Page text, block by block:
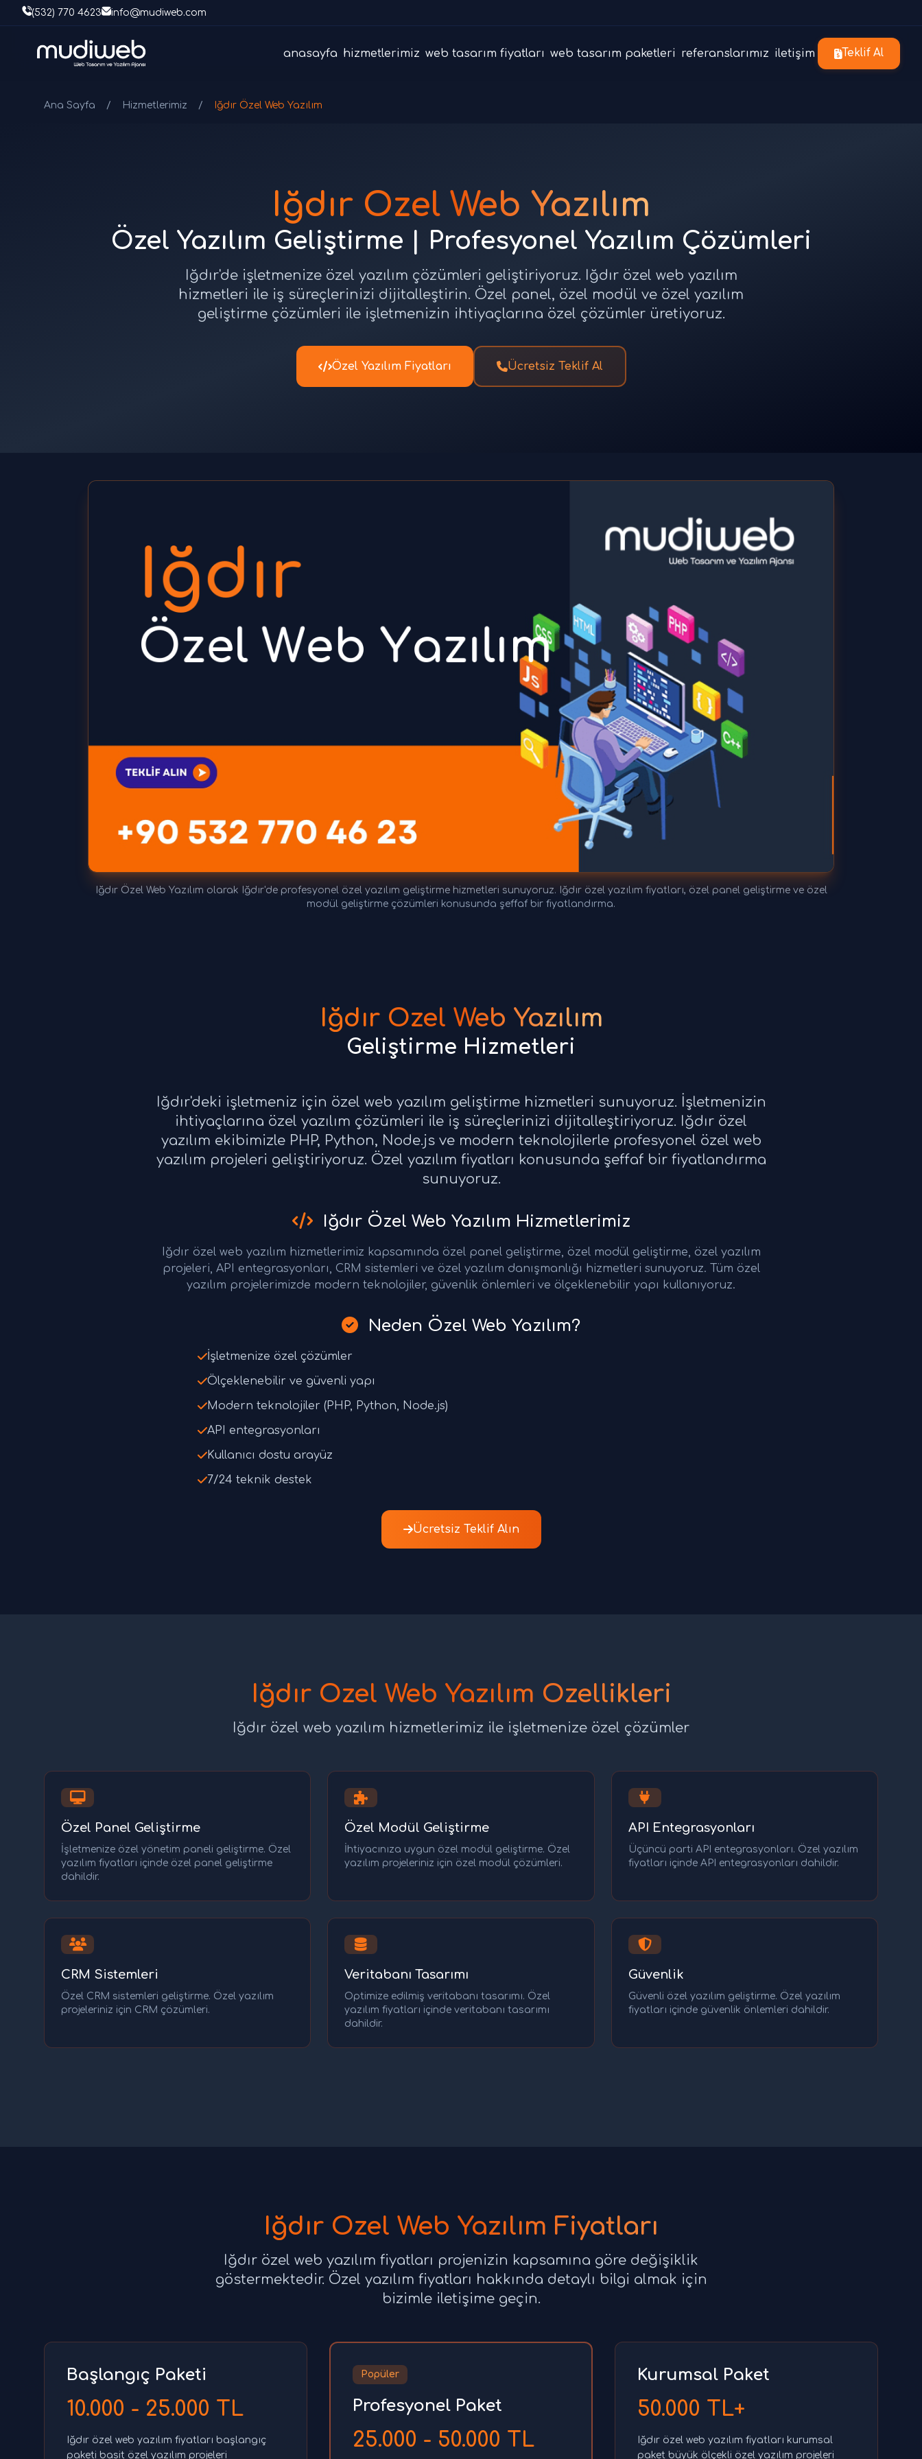
(532) 770 4623 info@mudiweb.com
anasayfa hizmetlerimiz web tasarım fiyatları web tasarım paketleri referanslarımız iletişim Teklif Al
Ana Sayfa / Hizmetlerimiz / Iğdır Özel Web Yazılım
Iğdır Özel Web Yazılım
Özel Yazılım Geliştirme | Profesyonel Yazılım Çözümleri
Iğdır'de işletmenize özel yazılım çözümleri geliştiriyoruz. Iğdır özel web yazılım
hizmetleri ile iş süreçlerinizi dijitalleştirin. Özel panel, özel modül ve özel yazılım
geliştirme çözümleri ile işletmenizin ihtiyaçlarına özel çözümler üretiyoruz.
Özel Yazılım Fiyatları Ücretsiz Teklif Al
Iğdır Özel Web Yazılım olarak Iğdır'de profesyonel özel yazılım geliştirme hizmetleri sunuyoruz. Iğdır özel yazılım fiyatları, özel panel geliştirme ve özel
modül geliştirme çözümleri konusunda şeffaf bir fiyatlandırma.
Iğdır Özel Web Yazılım
Geliştirme Hizmetleri
Iğdır'deki işletmeniz için özel web yazılım geliştirme hizmetleri sunuyoruz. İşletmenizin
ihtiyaçlarına özel yazılım çözümleri ile iş süreçlerinizi dijitalleştiriyoruz. Iğdır özel
yazılım ekibimizle PHP, Python, Node.js ve modern teknolojilerle profesyonel özel web
yazılım projeleri geliştiriyoruz. Özel yazılım fiyatları konusunda şeffaf bir fiyatlandırma
sunuyoruz.
Iğdır Özel Web Yazılım Hizmetlerimiz
Iğdır özel web yazılım hizmetlerimiz kapsamında özel panel geliştirme, özel modül geliştirme, özel yazılım
projeleri, API entegrasyonları, CRM sistemleri ve özel yazılım danışmanlığı hizmetleri sunuyoruz. Tüm özel
yazılım projelerimizde modern teknolojiler, güvenlik önlemleri ve ölçeklenebilir yapı kullanıyoruz.
Neden Özel Web Yazılım?
İşletmenize özel çözümler
Ölçeklenebilir ve güvenli yapı
Modern teknolojiler (PHP, Python, Node.js)
API entegrasyonları
Kullanıcı dostu arayüz
7/24 teknik destek
Ücretsiz Teklif Alın
Iğdır Özel Web Yazılım Özellikleri
Iğdır özel web yazılım hizmetlerimiz ile işletmenize özel çözümler
Özel Panel Geliştirme
İşletmenize özel yönetim paneli geliştirme. Özel
yazılım fiyatları içinde özel panel geliştirme
dahildir.
Özel Modül Geliştirme
İhtiyacınıza uygun özel modül geliştirme. Özel
yazılım projeleriniz için özel modül çözümleri.
API Entegrasyonları
Üçüncü parti API entegrasyonları. Özel yazılım
fiyatları içinde API entegrasyonları dahildir.
CRM Sistemleri
Özel CRM sistemleri geliştirme. Özel yazılım
projeleriniz için CRM çözümleri.
Veritabanı Tasarımı
Optimize edilmiş veritabanı tasarımı. Özel
yazılım fiyatları içinde veritabanı tasarımı
dahildir.
Güvenlik
Güvenli özel yazılım geliştirme. Özel yazılım
fiyatları içinde güvenlik önlemleri dahildir.
Iğdır Özel Web Yazılım Fiyatları
Iğdır özel web yazılım fiyatları projenizin kapsamına göre değişiklik
göstermektedir. Özel yazılım fiyatları hakkında detaylı bilgi almak için
bizimle iletişime geçin.
Başlangıç Paketi
10.000 - 25.000 TL
Iğdır özel web yazılım fiyatları başlangıç
paketi basit özel yazılım projeleri
Popüler
Profesyonel Paket
25.000 - 50.000 TL
Kurumsal Paket
50.000 TL+
Iğdır özel web yazılım fiyatları kurumsal
paket büyük ölçekli özel yazılım projeleri